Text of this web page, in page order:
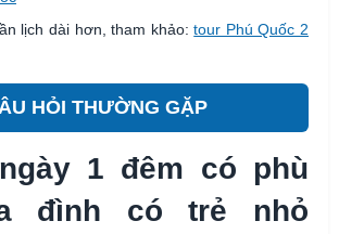
lịch dài hơn, tham khảo:tour Phú Quốc 2
HỎI THƯỜNG GẶP
1 đêm có phù
đình có trẻ nhỏ